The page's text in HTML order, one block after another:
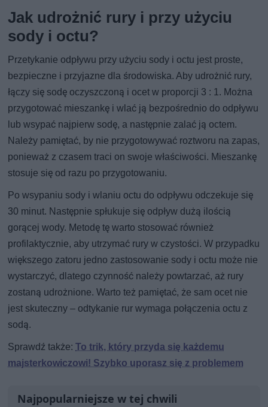
Jak udrożnić rury i przy użyciu
sody i octu?
Przetykanie odpływu przy użyciu sody i octu jest proste,
bezpieczne i przyjazne dla środowiska. Aby udrożnić rury,
łączy się sodę oczyszczoną i ocet w proporcji 3 : 1. Można
przygotować mieszankę i wlać ją bezpośrednio do odpływu
lub wsypać najpierw sodę, a następnie zalać ją octem.
Należy pamiętać, by nie przygotowywać roztworu na zapas,
ponieważ z czasem traci on swoje właściwości. Mieszankę
stosuje się od razu po przygotowaniu.
Po wsypaniu sody i wlaniu octu do odpływu odczekuje się
30 minut. Następnie spłukuje się odpływ dużą ilością
gorącej wody. Metodę tę warto stosować również
profilaktycznie, aby utrzymać rury w czystości. W przypadku
większego zatoru jedno zastosowanie sody i octu może nie
wystarczyć, dlatego czynność należy powtarzać, aż rury
zostaną udrożnione. Warto też pamiętać, że sam ocet nie
jest skuteczny – odtykanie rur wymaga połączenia octu z
sodą.
Sprawdź także:To trik, który przyda się każdemu
majsterkowiczowi! Szybko uporasz się z problemem
Najpopularniejsze w tej chwili